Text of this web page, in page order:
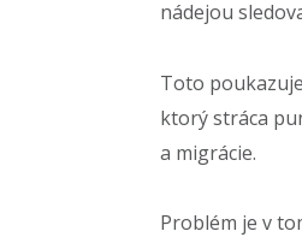
nádejou
Toto
ktorý stráca
a migrácie.
Problém je v